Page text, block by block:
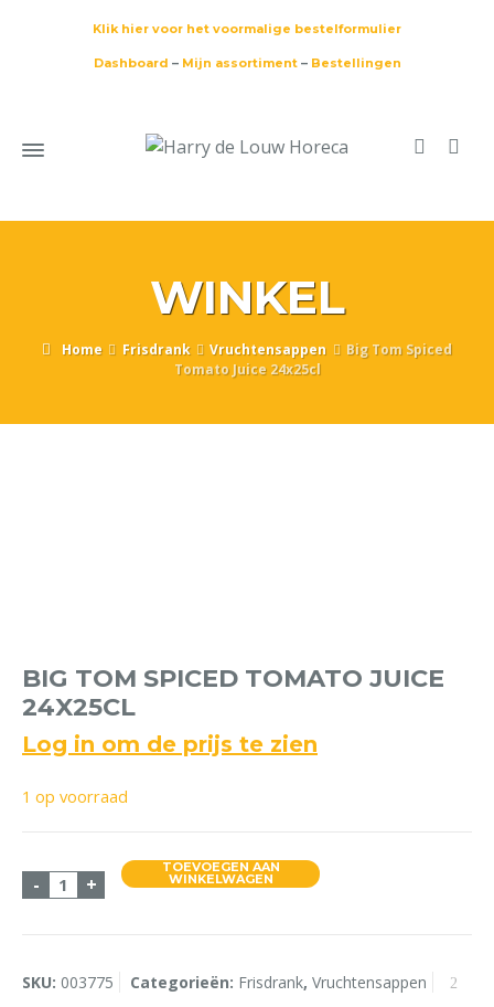
Klik hier voor het voormalige bestelformulier
Dashboard – Mijn assortiment– Bestellingen
WINKEL
Home Frisdrank Vruchtensappen
Big Tom Spiced
Tomato Juice 24x25cl
BIG TOM SPICED TOMATO JUICE
24X25CL
Log in om de prijs te zien
1 op voorraad
- Big Tom Spiced Tomato Juice 24x25cl aantal
+
TOEVOEGEN AAN
WINKELWAGEN
SKU: 003775 Categorieën: Frisdrank, Vruchtensappen